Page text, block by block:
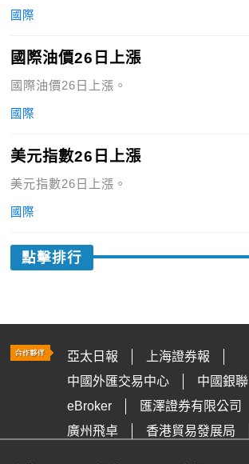
國際
國際油價26日上漲
國際油價26日上漲。
國際
美元指數26日上漲
美元指數26日上漲。
國際
點擊排行
亞太日報
上海證券報
中國外匯交易中心
中國銀聯
eBroker
匯澤證券有限公司
廣州飛卓
香港貿易發展局